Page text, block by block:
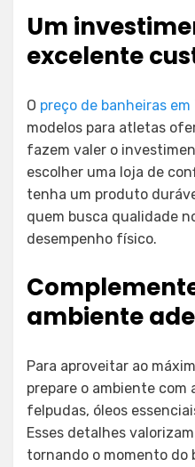
Um
excelente
O preço de banheiras em
modelos para atletas
fazem valer o
escolher uma loja de
tenha um produto
quem busca qualidade
desempenho físico.
ambiente
Para aproveitar ao
prepare o ambiente com
felpudas, óleos
Esses detalhes
tornando o momento do